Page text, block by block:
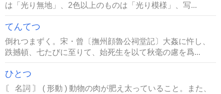
は「光り無地」、2色以上のものは「光り模様」、写...
てんてつ
倒れつまずく。宋・曾〔撫州顔魯公祠堂記〕大姦に忤し、
跌撼頓、七たびに至りて、始死生を以て秋毫の慮を爲...
ひとつ
〘 名詞 〙 ( 形動 ) 動物の肉が肥え太っていること。また、